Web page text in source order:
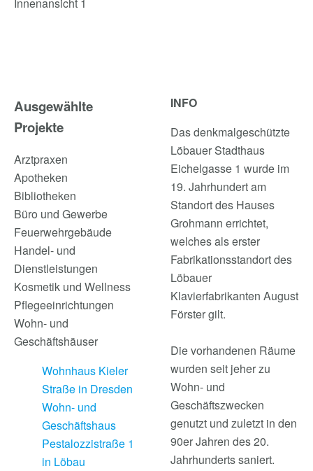
Ausgewählte
Projekte
Arztpraxen
Apotheken
Bibliotheken
Büro und Gewerbe
Feuerwehrgebäude
Handel- und
Dienstleistungen
Kosmetik und Wellness
Pflegeeinrichtungen
Wohn- und
Geschäftshäuser
Wohnhaus Kieler
Straße in Dresden
Wohn- und
Geschäftshaus
Pestalozzistraße 1
in Löbau
INFO
Das denkmalgeschützte
Löbauer Stadthaus
Eichelgasse 1 wurde im
19. Jahrhundert am
Standort des Hauses
Grohmann errichtet,
welches als erster
Fabrikationsstandort des
Löbauer
Klavierfabrikanten August
Förster gilt.
Die vorhandenen Räume
wurden seit jeher zu
Wohn- und
Geschäftszwecken
genutzt und zuletzt in den
90er Jahren des 20.
Jahrhunderts saniert.